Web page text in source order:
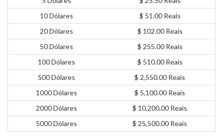
10 Dólares
$ 51.00 Reais
20 Dólares
$ 102.00 Reais
50 Dólares
$ 255.00 Reais
100 Dólares
$ 510.00 Reais
500 Dólares
$ 2,550.00 Reais
1000 Dólares
$ 5,100.00 Reais
2000 Dólares
$ 10,200.00 Reais
5000 Dólares
$ 25,500.00 Reais